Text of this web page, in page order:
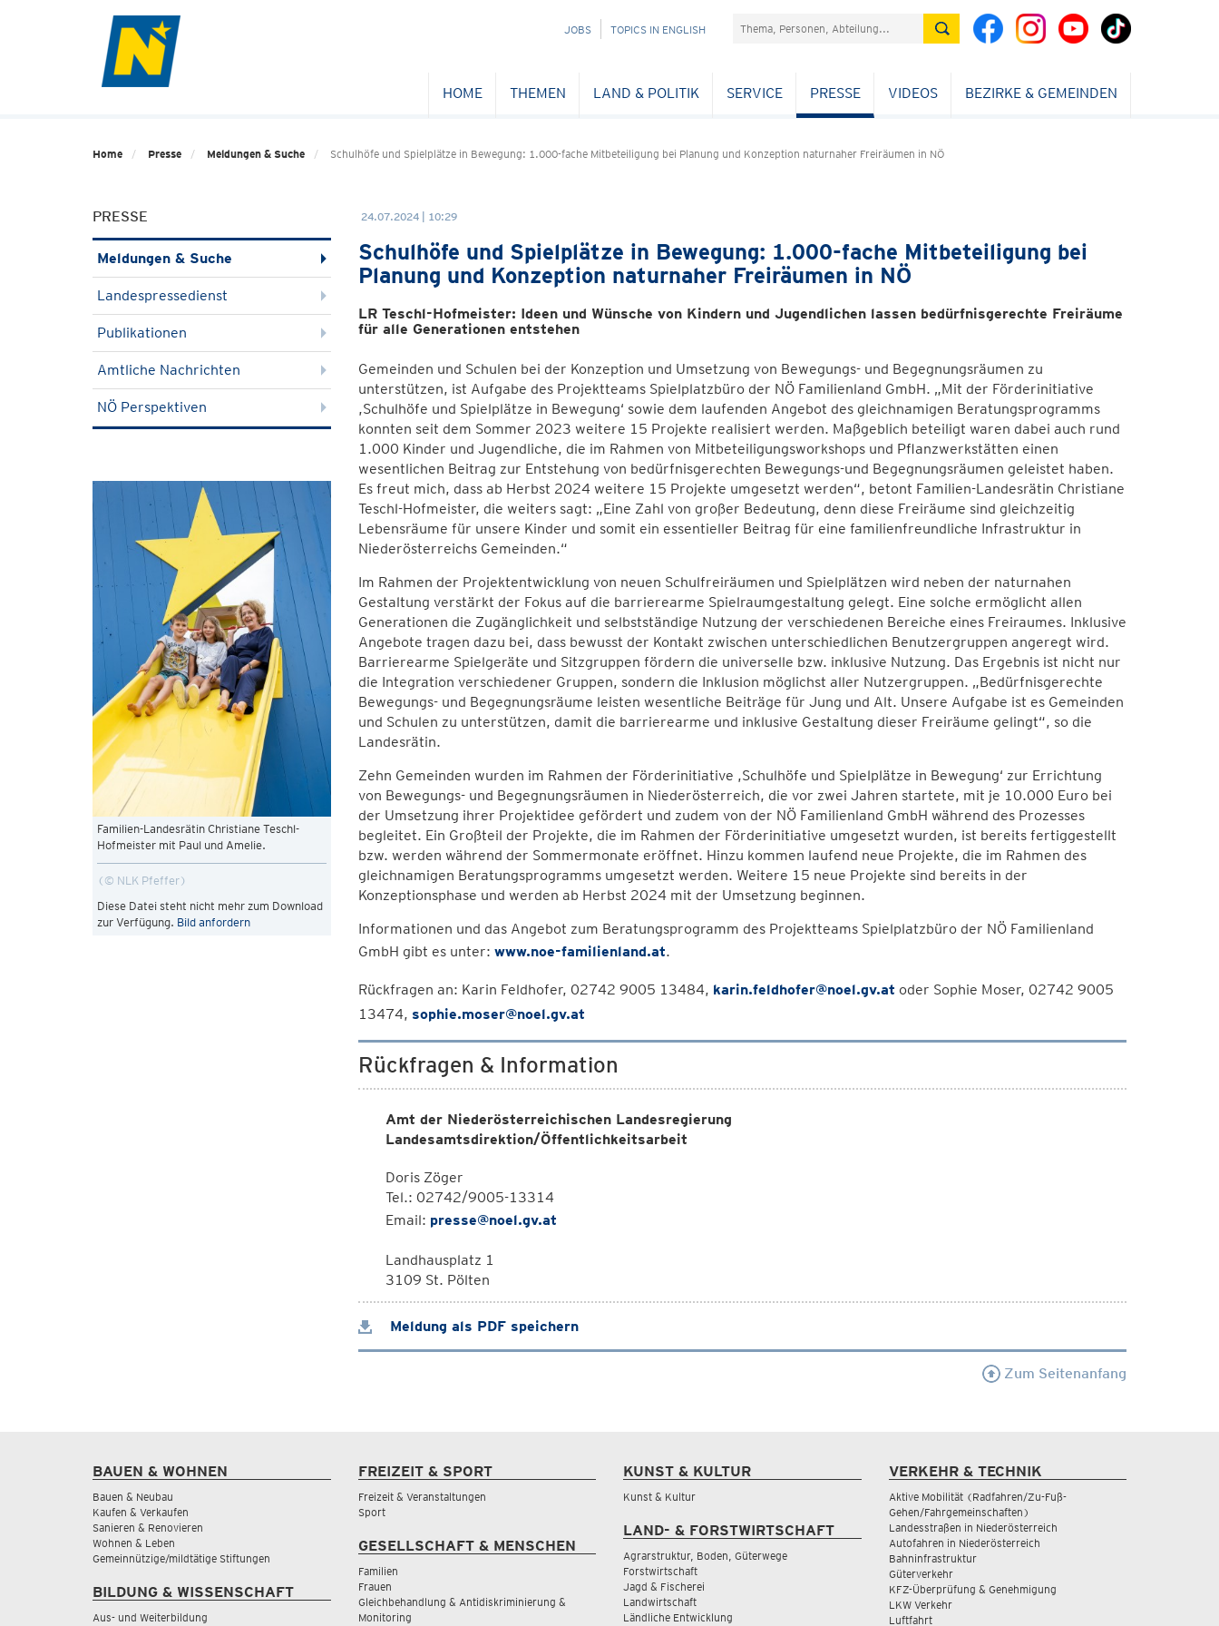
NAVIGATION
JOBS TOPICS IN ENGLISH Suchefeld
HOME THEMEN LAND & POLITIK SERVICE PRESSE VIDEOS BEZIRKE & GEMEINDEN
Home Presse Meldungen & Suche Schulhöfe und Spielplätze in Bewegung: 1.000-fache Mitbeteiligung bei Planung und Konzeption naturnaher Freiräumen in NÖ
PRESSE
Meldungen & Suche
Landespressedienst
Publikationen
Amtliche Nachrichten
NÖ Perspektiven
Familien-Landesrätin Christiane Teschl-
Hofmeister mit Paul und Amelie.
© NLK Pfeffer
Diese Datei steht nicht mehr zum Download
zur Verfügung. Bild anfordern
24.07.2024 | 10:29
Schulhöfe und Spielplätze in Bewegung: 1.000-fache Mitbeteiligung bei
Planung und Konzeption naturnaher Freiräumen in NÖ
LR Teschl-Hofmeister: Ideen und Wünsche von Kindern und Jugendlichen lassen bedürfnisgerechte Freiräume
für alle Generationen entstehen
Gemeinden und Schulen bei der Konzeption und Umsetzung von Bewegungs- und Begegnungsräumen zu
unterstützen, ist Aufgabe des Projektteams Spielplatzbüro der NÖ Familienland GmbH. „Mit der Förderinitiative
,Schulhöfe und Spielplätze in Bewegung‘ sowie dem laufenden Angebot des gleichnamigen Beratungsprogramms
konnten seit dem Sommer 2023 weitere 15 Projekte realisiert werden. Maßgeblich beteiligt waren dabei auch rund
1.000 Kinder und Jugendliche, die im Rahmen von Mitbeteiligungsworkshops und Pflanzwerkstätten einen
wesentlichen Beitrag zur Entstehung von bedürfnisgerechten Bewegungs-und Begegnungsräumen geleistet haben.
Es freut mich, dass ab Herbst 2024 weitere 15 Projekte umgesetzt werden“, betont Familien-Landesrätin Christiane
Teschl-Hofmeister, die weiters sagt: „Eine Zahl von großer Bedeutung, denn diese Freiräume sind gleichzeitig
Lebensräume für unsere Kinder und somit ein essentieller Beitrag für eine familienfreundliche Infrastruktur in
Niederösterreichs Gemeinden.“
Im Rahmen der Projektentwicklung von neuen Schulfreiräumen und Spielplätzen wird neben der naturnahen
Gestaltung verstärkt der Fokus auf die barrierearme Spielraumgestaltung gelegt. Eine solche ermöglicht allen
Generationen die Zugänglichkeit und selbstständige Nutzung der verschiedenen Bereiche eines Freiraumes. Inklusive
Angebote tragen dazu bei, dass bewusst der Kontakt zwischen unterschiedlichen Benutzergruppen angeregt wird.
Barrierearme Spielgeräte und Sitzgruppen fördern die universelle bzw. inklusive Nutzung. Das Ergebnis ist nicht nur
die Integration verschiedener Gruppen, sondern die Inklusion möglichst aller Nutzergruppen. „Bedürfnisgerechte
Bewegungs- und Begegnungsräume leisten wesentliche Beiträge für Jung und Alt. Unsere Aufgabe ist es Gemeinden
und Schulen zu unterstützen, damit die barrierearme und inklusive Gestaltung dieser Freiräume gelingt“, so die
Landesrätin.
Zehn Gemeinden wurden im Rahmen der Förderinitiative ,Schulhöfe und Spielplätze in Bewegung‘ zur Errichtung
von Bewegungs- und Begegnungsräumen in Niederösterreich, die vor zwei Jahren startete, mit je 10.000 Euro bei
der Umsetzung ihrer Projektidee gefördert und zudem von der NÖ Familienland GmbH während des Prozesses
begleitet. Ein Großteil der Projekte, die im Rahmen der Förderinitiative umgesetzt wurden, ist bereits fertiggestellt
bzw. werden während der Sommermonate eröffnet. Hinzu kommen laufend neue Projekte, die im Rahmen des
gleichnamigen Beratungsprogramms umgesetzt werden. Weitere 15 neue Projekte sind bereits in der
Konzeptionsphase und werden ab Herbst 2024 mit der Umsetzung beginnen.
Informationen und das Angebot zum Beratungsprogramm des Projektteams Spielplatzbüro der NÖ Familienland
GmbH gibt es unter: www.noe-familienland.at.
Rückfragen an: Karin Feldhofer, 02742 9005 13484, karin.feldhofer@noel.gv.at oder Sophie Moser, 02742 9005
13474, sophie.moser@noel.gv.at
Rückfragen & Information
Amt der Niederösterreichischen Landesregierung
Landesamtsdirektion/Öffentlichkeitsarbeit
Doris Zöger
Tel.: 02742/9005-13314
Email: presse@noel.gv.at
Landhausplatz 1
3109 St. Pölten
Meldung als PDF speichern
Zum Seitenanfang
BAUEN & WOHNEN
Bauen & Neubau
Kaufen & Verkaufen
Sanieren & Renovieren
Wohnen & Leben
Gemeinnützige/mildtätige Stiftungen
BILDUNG & WISSENSCHAFT
Aus- und Weiterbildung
FREIZEIT & SPORT
Freizeit & Veranstaltungen
Sport
GESELLSCHAFT & MENSCHEN
Familien
Frauen
Gleichbehandlung & Antidiskriminierung &
Monitoring
KUNST & KULTUR
Kunst & Kultur
LAND- & FORSTWIRTSCHAFT
Agrarstruktur, Boden, Güterwege
Forstwirtschaft
Jagd & Fischerei
Landwirtschaft
Ländliche Entwicklung
VERKEHR & TECHNIK
Aktive Mobilität (Radfahren/Zu-Fuß-
Gehen/Fahrgemeinschaften)
Landesstraßen in Niederösterreich
Autofahren in Niederösterreich
Bahninfrastruktur
Güterverkehr
KFZ-Überprüfung & Genehmigung
LKW Verkehr
Luftfahrt